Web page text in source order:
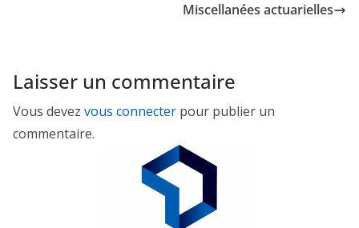
Miscellanées actuarielles
Laisser un commentaire
Vous devez vous connecter pour publier un
commentaire.